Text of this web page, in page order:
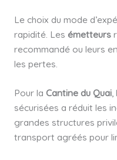
Le choix du mode
rapidité. Les émetteurs
recommandé ou leurs
les pertes.
Pour la Cantine du Quai,
sécurisées a réduit les
grandes structures
transport agréés pour